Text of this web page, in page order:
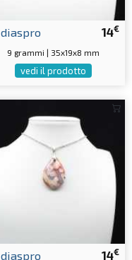
14€
diaspro
9 grammi | 35x19x8 mm
vedi il prodotto
14€
diaspro